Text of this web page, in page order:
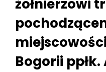
żołnierzowi
Bogorii